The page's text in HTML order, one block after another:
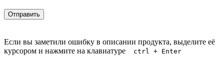
Если вы заметили ошибку в описании продукта, выделите её
курсором и нажмите на клавиатуре
ctrl + Enter